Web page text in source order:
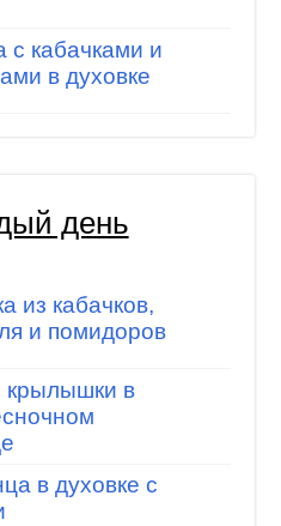
с кабачками и
в духовке
день
из кабачков,
и помидоров
крылышки в
в духовке с